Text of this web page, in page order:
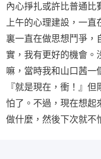
內心掙扎或許比普通比
上午的心理建設，一
裏一直在做思想鬥爭，
實，我有更好的機會。
嘛，當時我和山口茜一
『就是現在，衝！』
怕了。不過，現在想起
做什麼，然後下次就不